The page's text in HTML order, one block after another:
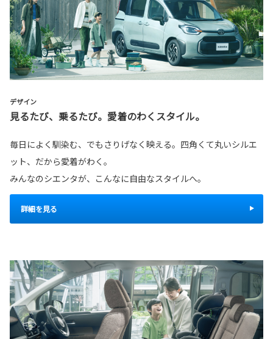
デザイン
見るたび、乗るたび。愛着のわくスタイル。
毎日によく馴染む、でもさりげなく映える。四角くて丸いシルエ
ット、だから愛着がわく。
みんなのシエンタが、こんなに自由なスタイルへ。
詳細を見る